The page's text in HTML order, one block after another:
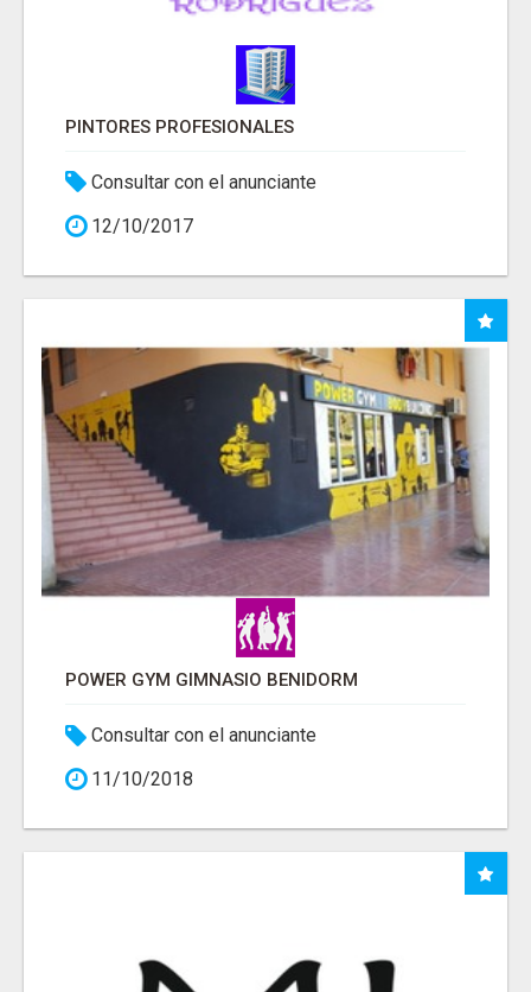
PINTORES PROFESIONALES
Consultar con el anunciante
12/10/2017
POWER GYM GIMNASIO BENIDORM
Consultar con el anunciante
11/10/2018